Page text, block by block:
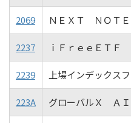
2069 ＮＥＸＴ ＮＯＴ
2237 ｉＦｒｅｅＥＴＦ
2239 上場インデックス
223A グローバルＸ Ａ